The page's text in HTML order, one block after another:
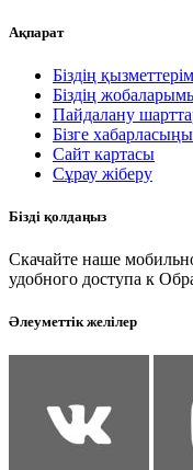
Ақпарат
Біздің
Біздің
Пайдалану
Бізге
Сайт картасы
Сұрау жіберу
Бізді қолдаңыз
Скачайте наше
удобного доступа к
Әлеуметтік желілер